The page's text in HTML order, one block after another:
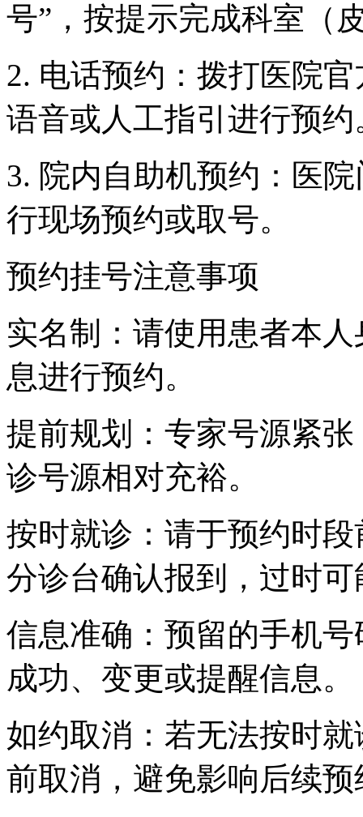
号”，按提示完成科室（
2. 电话预约：拨打医院
语音或人工指引进行预约
3. 院内自助机预约：医
行现场预约或取号。
预约挂号注意事项
实名制：请使用患者本
息进行预约。
提前规划：专家号源紧
诊号源相对充裕。
按时就诊：请于预约时
分诊台确认报到，过时
信息准确：预留的手机
成功、变更或提醒信息。
如约取消：若无法按时
前取消，避免影响后续